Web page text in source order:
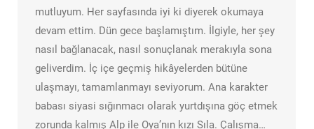
mutluyum. Her sayfasında iyi ki diyerek okumaya
devam ettim. Dün gece başlamıştım. İlgiyle, her şey
nasıl bağlanacak, nasıl sonuçlanak merakıyla sona
geliverdim. İç içe geçmiş hikâyelerden bütüne
ulaşmayı, tamamlanmayı seviyorum. Ana karakter
babası siyasi sığınmacı olarak yurtdışına göç etmek
zorunda kalmış Alp ile Oya’nın kızı Sıla. Çalışma…